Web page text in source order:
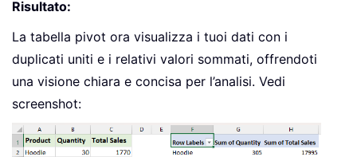
Risultato:
La tabella pivot ora visualizza i tuoi dati con i
duplicati uniti e i relativi valori sommati, offrendoti
una visione chiara e concisa per l’analisi. Vedi
screenshot: